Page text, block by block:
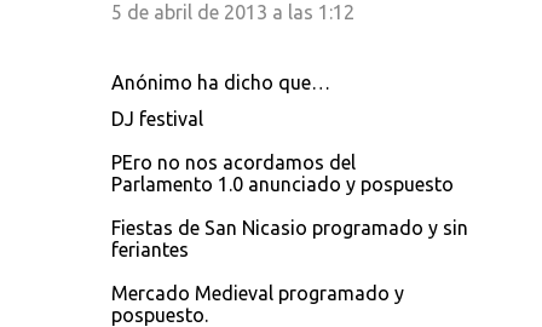
5 de abril de 2013 a las 1:12
Anónimo ha dicho que…
DJ festival
PEro no nos acordamos del
Parlamento 1.0 anunciado y pospuesto
Fiestas de San Nicasio programado y sin
feriantes
Mercado Medieval programado y
pospuesto.